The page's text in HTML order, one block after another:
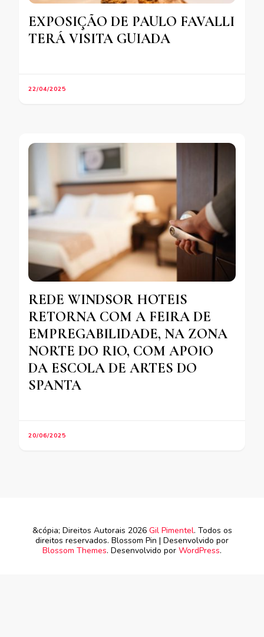
EXPOSIÇÃO DE PAULO FAVALLI
TERÁ VISITA GUIADA
22/04/2025
REDE WINDSOR HOTEIS
RETORNA COM A FEIRA DE
EMPREGABILIDADE, NA ZONA
NORTE DO RIO, COM APOIO
DA ESCOLA DE ARTES DO
SPANTA
20/06/2025
&cópia; Direitos Autorais 2026 Gil Pimentel. Todos os
direitos reservados. Blossom Pin | Desenvolvido por
Blossom Themes. Desenvolvido por WordPress.